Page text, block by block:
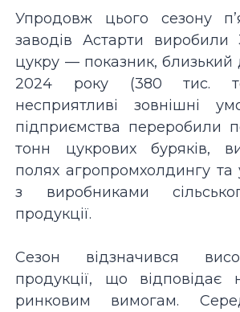
Упродовж цього сезону
заводів Астарти виробили
цукру — показник, близький
2024 року (380 тис.
несприятливі зовнішні
підприємства переробили
тонн цукрових буряків,
полях агропромхолдингу та
з виробниками
продукції.
Сезон відзначився
продукції, що відповідає
ринковим вимогам.